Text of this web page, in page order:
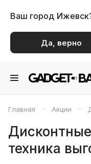
Ваш город
Да, верно
Главная – Акции –
техника